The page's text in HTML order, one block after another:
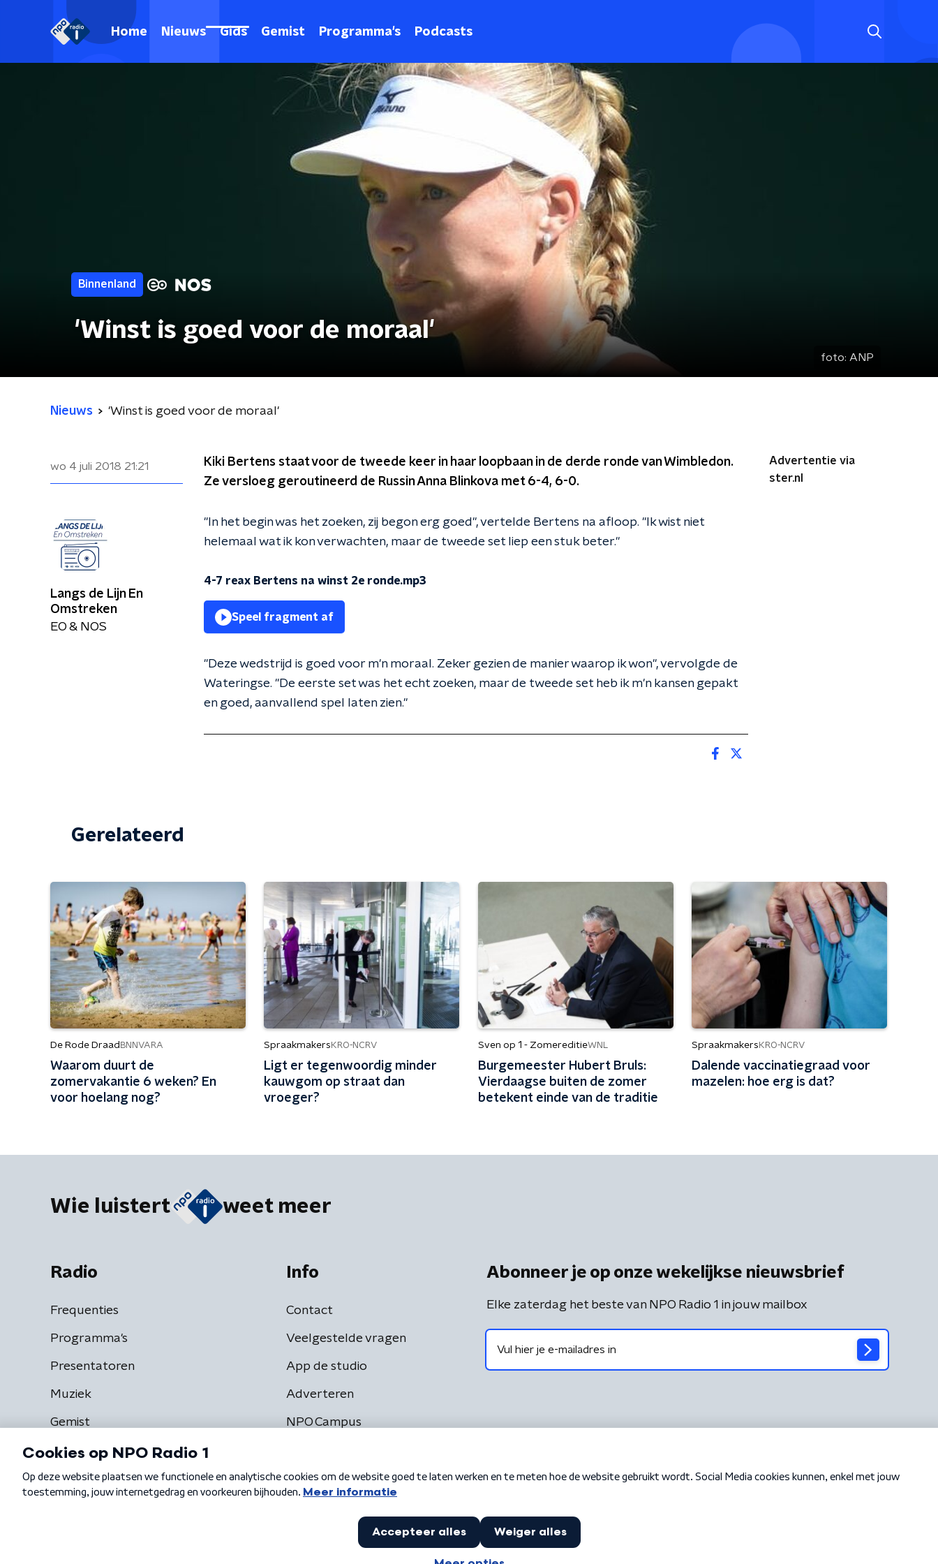
Home Nieuws Gids Gemist Programma's Podcasts
Binnenland
'Winst is goed voor de moraal'
foto: ANP
Nieuws 'Winst is goed voor de moraal'
wo 4 juli 2018 21:21
Kiki Bertens staat voor de tweede keer in haar loopbaan in de derde ronde van Wimbledon.
Ze versloeg geroutineerd de Russin Anna Blinkova met 6-4, 6-0.
"In het begin was het zoeken, zij begon erg goed", vertelde Bertens na afloop. "Ik wist niet
helemaal wat ik kon verwachten, maar de tweede set liep een stuk beter."
4-7 reax Bertens na winst 2e ronde.mp3
Speel fragment af
"Deze wedstrijd is goed voor m'n moraal. Zeker gezien de manier waarop ik won", vervolgde de
Wateringse. "De eerste set was het echt zoeken, maar de tweede set heb ik m'n kansen gepakt
en goed, aanvallend spel laten zien."
Advertentie via
ster.nl
Langs de Lijn En
Omstreken
EO & NOS
Gerelateerd
De Rode Draad BNNVARA
Waarom duurt de
zomervakantie 6 weken? En
voor hoelang nog?
Spraakmakers KRO-NCRV
Ligt er tegenwoordig minder
kauwgom op straat dan
vroeger?
Sven op 1 - ZomereditieWNL
Burgemeester Hubert Bruls:
Vierdaagse buiten de zomer
betekent einde van de traditie
Spraakmakers KRO-NCRV
Dalende vaccinatiegraad voor
mazelen: hoe erg is dat?
Wie luistert weet meer
Radio
Frequenties
Programma's
Presentatoren
Muziek
Gemist
Info
Contact
Veelgestelde vragen
App de studio
Adverteren
NPO Campus
Abonneer je op onze wekelijkse nieuwsbrief
Elke zaterdag het beste van NPO Radio 1 in jouw mailbox
Algemene voorwaarden Privacybeleid